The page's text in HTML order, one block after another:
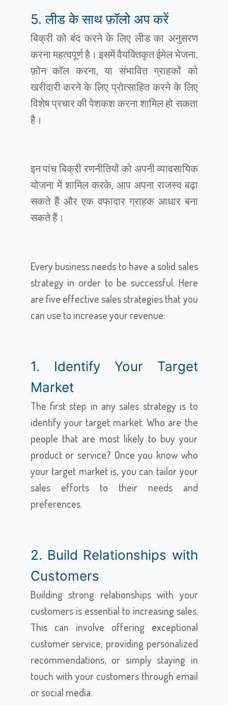
5. लीड के साथ फ़ॉलो अप करें
बिक्री को बंद करने के लिए लीड का अनुसरण
करना महत्वपूर्ण है। इसमें वैयक्तिकृत ईमेल भेजना,
फ़ोन कॉल करना, या संभावित ग्राहकों को
खरीदारी करने के लिए प्रोत्साहित करने के लिए
विशेष प्रचार की पेशकश करना शामिल हो सकता
है।
इन पांच बिक्री रणनीतियों को अपनी व्यावसायिक
योजना में शामिल करके, आप अपना राजस्व बढ़ा
सकते हैं और एक वफादार ग्राहक आधार बना
सकते हैं।
Every business needs to have a solid sales
strategy in order to be successful. Here
are five effective sales strategies that you
can use to increase your revenue:
1. Identify Your Target
Market
The first step in any sales strategy is to
identify your target market. Who are the
people that are most likely to buy your
product or service? Once you know who
your target market is, you can tailor your
sales efforts to their needs and
preferences.
2. Build Relationships with
Customers
Building strong relationships with your
customers is essential to increasing sales.
This can involve offering exceptional
customer service, providing personalized
recommendations, or simply staying in
touch with your customers through email
or social media.